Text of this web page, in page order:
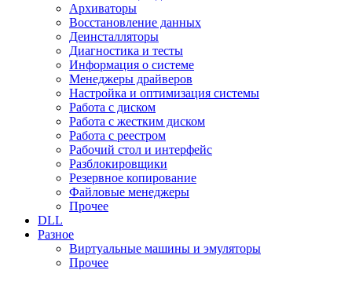
Архиваторы
Восстановление данных
Деинсталляторы
Диагностика и тесты
Информация о системе
Менеджеры драйверов
Настройка и оптимизация системы
Работа с диском
Работа с жестким диском
Работа с реестром
Рабочий стол и интерфейс
Разблокировщики
Резервное копирование
Файловые менеджеры
Прочее
DLL
Разное
Виртуальные машины и эмуляторы
Прочее